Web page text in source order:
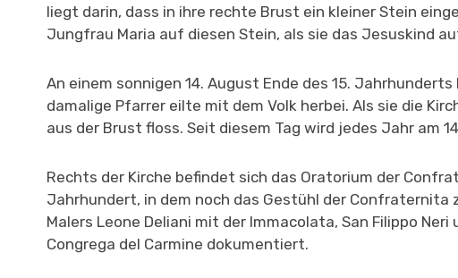
liegt darin, dass in ihre rechte Brust ein kleiner Stein
Jungfrau Maria auf diesen Stein, als sie das Jesuskind
An einem sonnigen 14. August Ende des 15.
damalige Pfarrer eilte mit dem Volk herbei. Als sie die
aus der Brust floss. Seit diesem Tag wird jedes Jahr am
Rechts der Kirche befindet sich das Oratorium der
Jahrhundert, in dem noch das Gestühl der
Malers Leone Deliani mit der Immacolata, San Filippo
Congrega del Carmine dokumentiert.